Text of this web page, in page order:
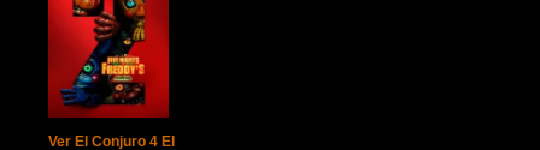
Ver El Conjuro 4 El